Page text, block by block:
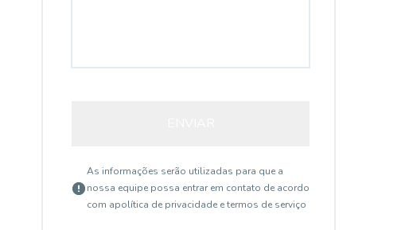
As informações serão utilizadas para que a
nossa equipe possa entrar em contato de acordo
com apolítica de privacidade e termos de serviço